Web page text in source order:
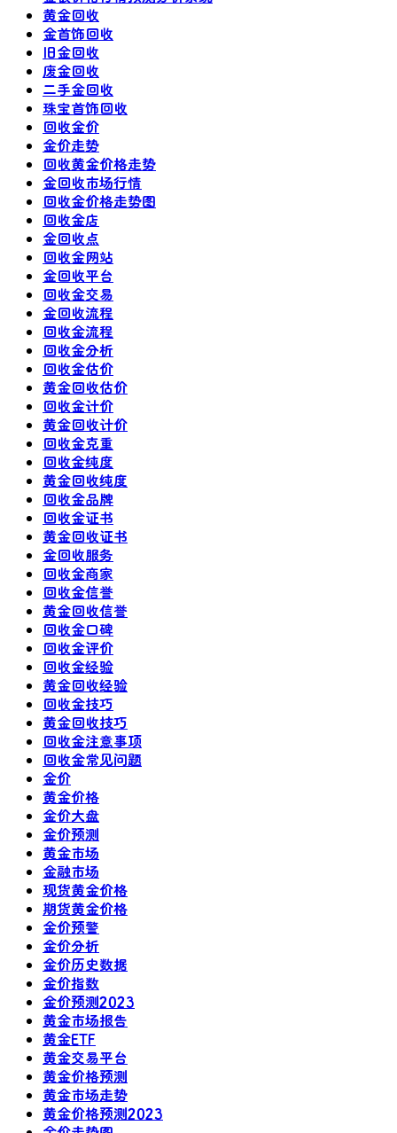
黄金回收
金首饰回收
旧金回收
废金回收
二手金回收
珠宝首饰回收
回收金价
金价走势
回收黄金价格走势
金回收市场行情
回收金价格走势图
回收金店
金回收点
回收金网站
金回收平台
回收金交易
金回收流程
回收金流程
回收金分析
回收金估价
黄金回收估价
回收金计价
黄金回收计价
回收金克重
回收金纯度
黄金回收纯度
回收金品牌
回收金证书
黄金回收证书
金回收服务
回收金商家
回收金信誉
黄金回收信誉
回收金口碑
回收金评价
回收金经验
黄金回收经验
回收金技巧
黄金回收技巧
回收金注意事项
回收金常见问题
金价
黄金价格
金价大盘
金价预测
黄金市场
金融市场
现货黄金价格
期货黄金价格
金价预警
金价分析
金价历史数据
金价指数
金价预测2023
黄金市场报告
黄金ETF
黄金交易平台
黄金价格预测
黄金市场走势
黄金价格预测2023